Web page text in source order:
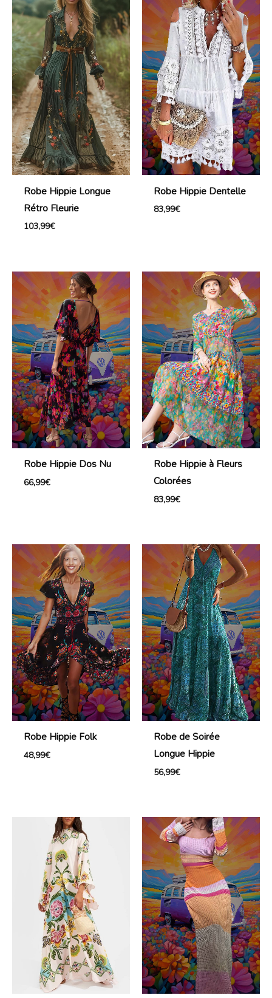
Robe Hippie Longue
Rétro Fleurie
103,99€
Robe Hippie Dentelle
83,99€
Robe Hippie Dos Nu
66,99€
Robe Hippie à Fleurs
Colorées
83,99€
Robe Hippie Folk
48,99€
Robe de Soirée
Longue Hippie
56,99€